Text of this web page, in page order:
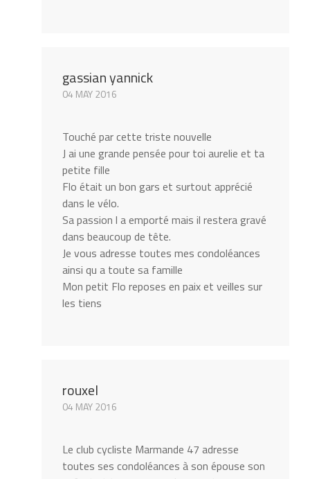
gassian yannick
04 MAY 2016
Touché par cette triste nouvelle
J ai une grande pensée pour toi aurelie et ta
petite fille
Flo était un bon gars et surtout apprécié
dans le vélo.
Sa passion l a emporté mais il restera gravé
dans beaucoup de tête.
Je vous adresse toutes mes condoléances
ainsi qu a toute sa famille
Mon petit Flo reposes en paix et veilles sur
les tiens
rouxel
04 MAY 2016
Le club cycliste Marmande 47 adresse
toutes ses condoléances à son épouse son